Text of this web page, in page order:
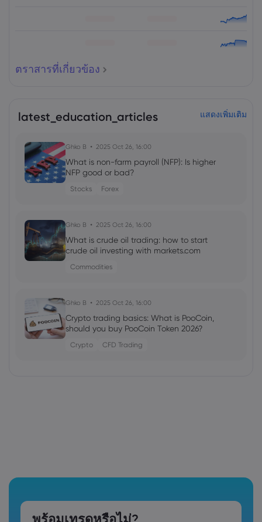
ตราสารที่เกี่ยวข้อง
latest_education_articles แสดงเพิ่มเติม
Ghko B 2025 Oct 26, 16:00
What is non-farm payroll (NFP): Is higher
NFP good or bad?
Stocks Forex
Ghko B 2025 Oct 26, 16:00
What is crude oil trading: how to start
crude oil investing with markets.com
Commodities
Ghko B 2025 Oct 26, 16:00
Crypto trading basics: What is PooCoin,
should you buy PooCoin Token 2026?
Crypto CFD Trading